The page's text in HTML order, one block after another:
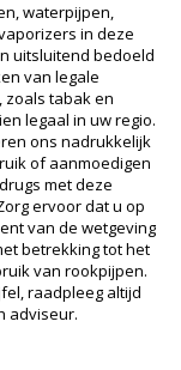
waterpijpen,
in deze
uitsluitend bedoeld
van legale
zoals tabak en
legaal in uw regio.
ons nadrukkelijk
of aanmoedigen
met deze
ervoor dat u op
van de wetgeving
betrekking tot het
van rookpijpen.
raadpleeg altijd
adviseur.